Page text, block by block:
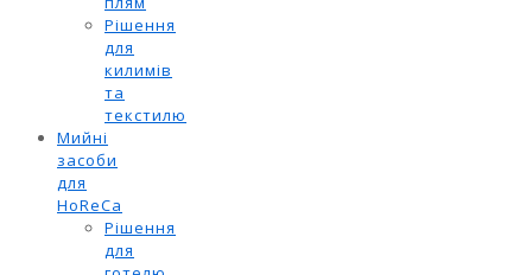
Рішення
для
килимів
та
текстилю
Мийні
засоби
для
HoReCa
Рішення
для